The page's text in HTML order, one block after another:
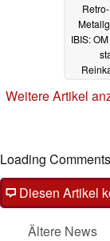
IBIS:
Weitere Artikel
Loading Comments
Diesen Artikel
Ältere News